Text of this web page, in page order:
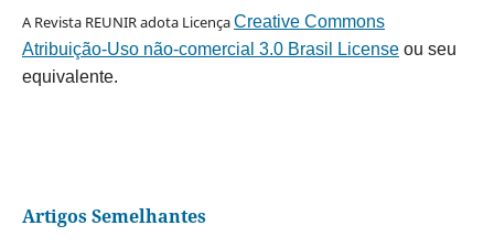
A Revista REUNIR adota LicençaCreative Commons
Atribuição-Uso não-comercial 3.0 Brasil Licenseou seu
equivalente.
Artigos Semelhantes